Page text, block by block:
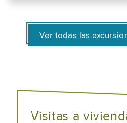
Ver todas las
Visitas a